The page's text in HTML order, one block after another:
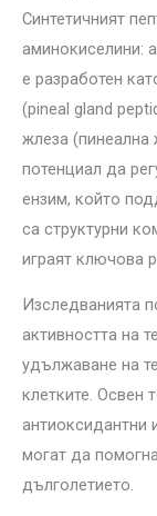
Синтетичният
аминокиселини:
е разработен
(pineal gland
жлеза (пинеална
потенциал да
ензим, който
са структурни
играят ключова
Изследванията
активността на
удължаване на
клетките. Освен
антиоксидантни
могат да
дълголетието.